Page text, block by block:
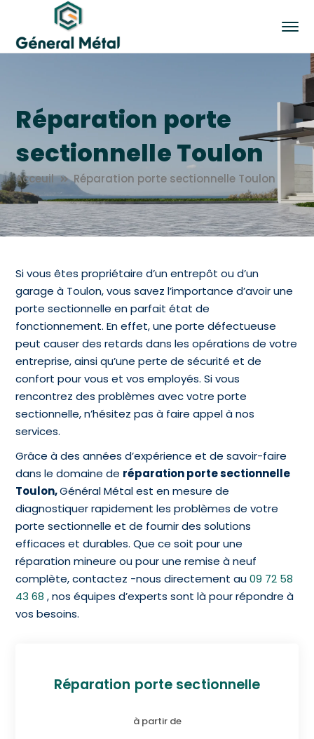
Réparation porte
sectionnelle Toulon
Acceuil Réparation porte sectionnelle Toulon
Si vous êtes propriétaire d’un entrepôt ou d’un
garage à Toulon, vous savez l’importance d’avoir une
porte sectionnelle en parfait état de
fonctionnement. En effet, une porte défectueuse
peut causer des retards dans les opérations de votre
entreprise, ainsi qu’une perte de sécurité et de
confort pour vous et vos employés. Si vous
rencontrez des problèmes avec votre porte
sectionnelle, n’hésitez pas à faire appel à nos
services.
Grâce à des années d’expérience et de savoir-faire
dans le domaine de réparation porte sectionnelle
Toulon,Général Métal est en mesure de
diagnostiquer rapidement les problèmes de votre
porte sectionnelle et de fournir des solutions
efficaces et durables. Que ce soit pour une
réparation mineure ou pour une remise à neuf
complète, contactez -nous directement au09 72 58
43 68 , nos équipes d’experts sont là pour répondre à
vos besoins.
Réparation porte sectionnelle
à partir de